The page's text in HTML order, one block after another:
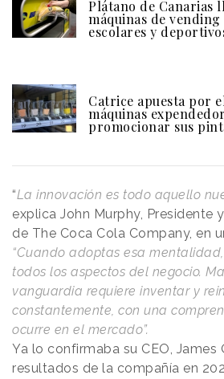
Plátano de Canarias
máquinas de
escolares y
Catrice apuesta por
máquinas
promocionar sus
“La innovación es todo aquello
explica John Murphy, Presidente
de The Coca Cola Company, en
“Cuando adoptas esa
todos los aspectos del negocio.
vanguardia requiere inventar y
constantemente, con una
ocurre en el mercado”.
Ya lo confirmaba su CEO, James
resultados de la compañía en